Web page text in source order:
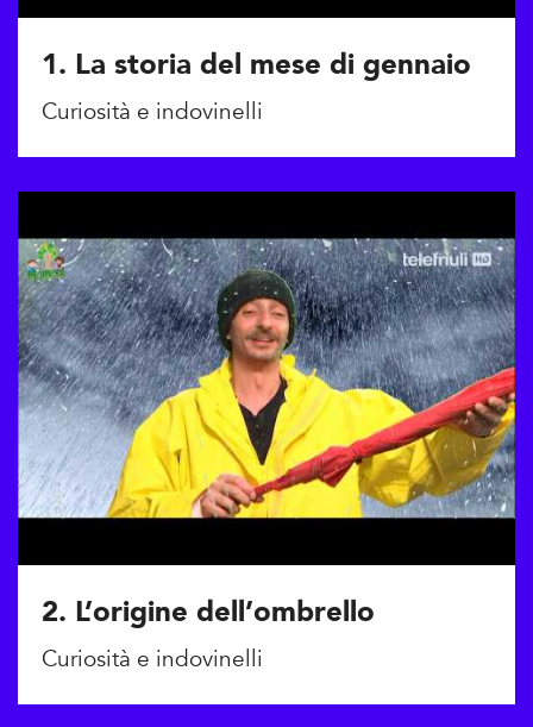
1. La storia del mese di gennaio
Curiosità e indovinelli
2. L’origine dell’ombrello
Curiosità e indovinelli